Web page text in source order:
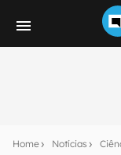
Home Notícias
notícias e